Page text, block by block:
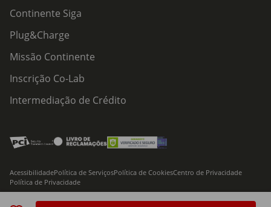
Continente Siga
Plug&Charge
Missão Continente
Inscrição Co-Lab
Intermediação de Crédito
AcessibilidadePolítica de ServiçosPolítica de CookiesCentro de Privacidade
Política de Privacidade